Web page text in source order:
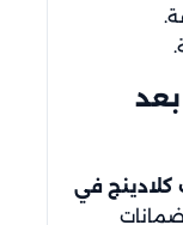
كلادينج في